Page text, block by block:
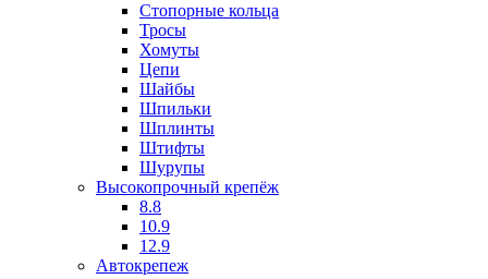
Стопорные кольца
Тросы
Хомуты
Цепи
Шайбы
Шпильки
Шплинты
Штифты
Шурупы
Высокопрочный крепёж
8.8
10.9
12.9
Автокрепеж